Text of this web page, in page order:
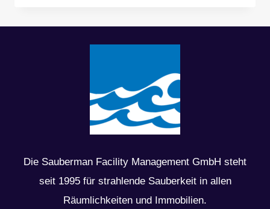
HAUSVERKAUF
IN
MÜNCHEN?
Die Sauberman Facility Management GmbH steht
seit 1995 für strahlende Sauberkeit in allen
Räumlichkeiten und Immobilien.